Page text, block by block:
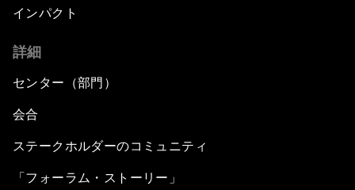
From Bioluminescent Jellyfish to the Next-
Navigating a Multiconceptual World Order
China's Bay Area Economy
インパクト
詳細
センター（部門）
会合
ステークホルダーのコミュニティ
「フォーラム・ストーリー」